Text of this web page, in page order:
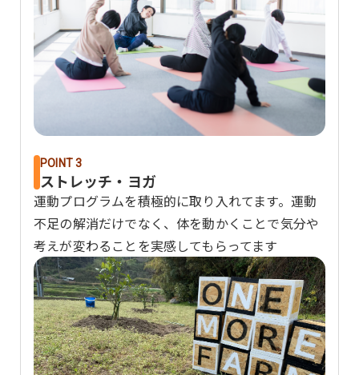
POINT 3
ストレッチ・ヨガ
運動プログラムを積極的に取り入れてます。運動
不足の解消だけでなく、体を動かくことで気分や
考えが変わることを実感してもらってます